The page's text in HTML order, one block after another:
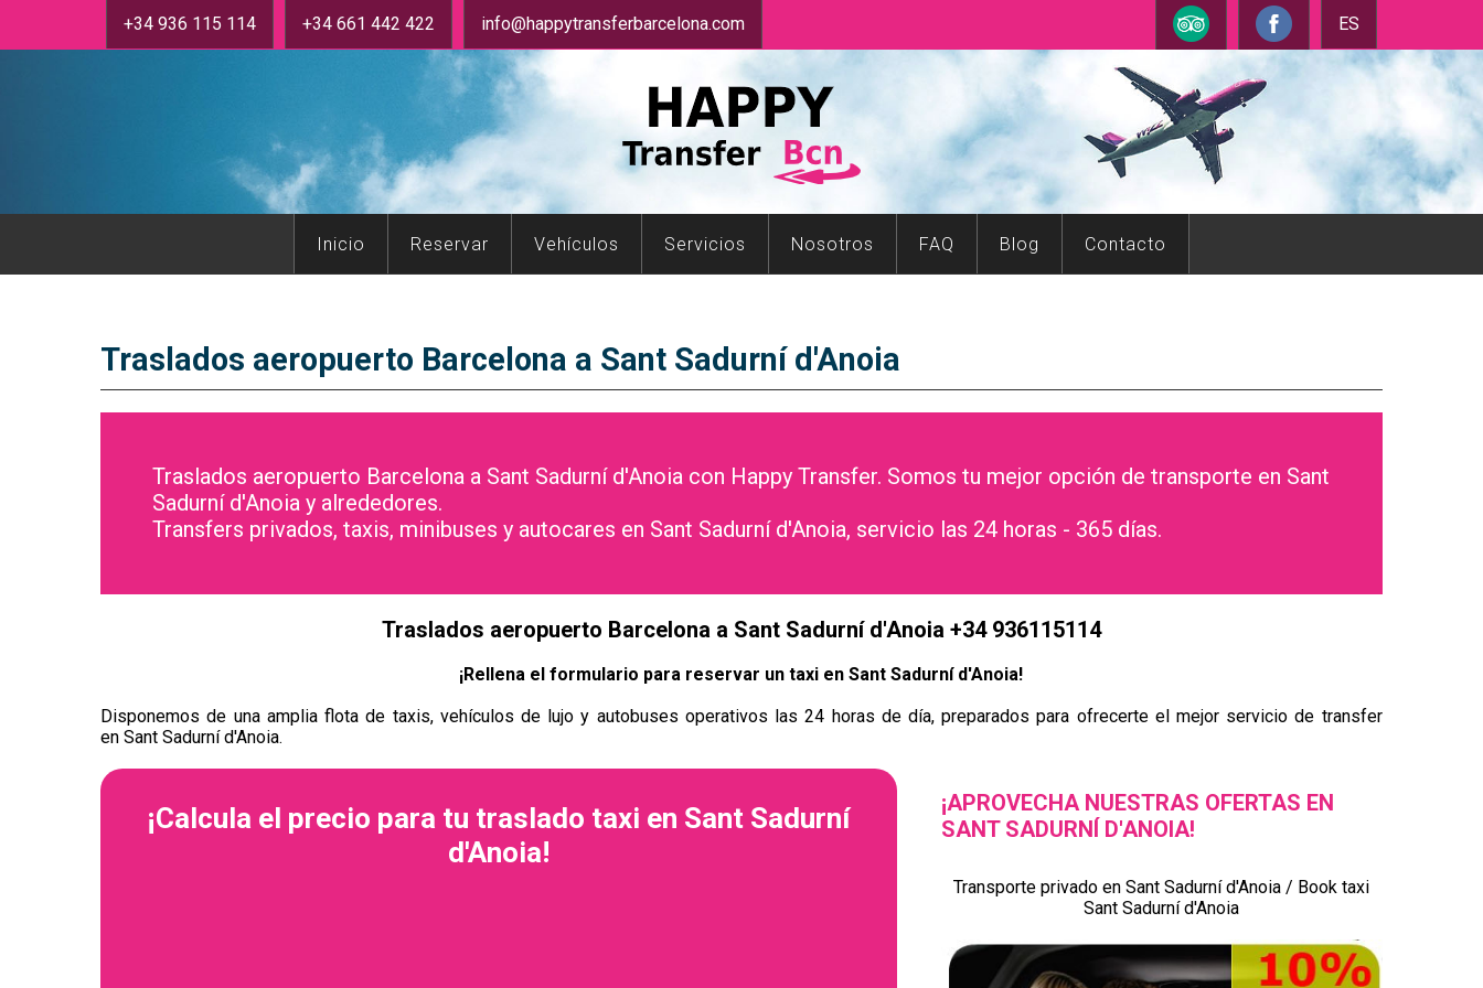
ES
+34 936 115 114 +34 661 442 422 info@happytransferbarcelona.com
Inicio Reservar Vehículos Servicios Nosotros FAQ Blog Contacto
Traslados aeropuerto Barcelona a Sant Sadurní d'Anoia
Traslados aeropuerto Barcelona a Sant Sadurní d'Anoia con Happy Transfer. Somos tu mejor opción de transporte en Sant
Sadurní d'Anoia y alrededores.
Transfers privados, taxis, minibuses y autocares en Sant Sadurní d'Anoia, servicio las 24 horas - 365 días.
Traslados aeropuerto Barcelona a Sant Sadurní d'Anoia +34 936115114
¡Rellena el formulario para reservar un taxi en Sant Sadurní d'Anoia!
Disponemos de una amplia flota de taxis, vehículos de lujo y autobuses operativos las 24 horas de día, preparados para ofrecerte el mejor servicio de transfer
en Sant Sadurní d'Anoia.
¡Calcula el precio para tu traslado taxi en Sant Sadurní
d'Anoia!
¡APROVECHA NUESTRAS OFERTAS EN
SANT SADURNÍ D'ANOIA!
Transporte privado en Sant Sadurní d'Anoia / Book taxi
Sant Sadurní d'Anoia